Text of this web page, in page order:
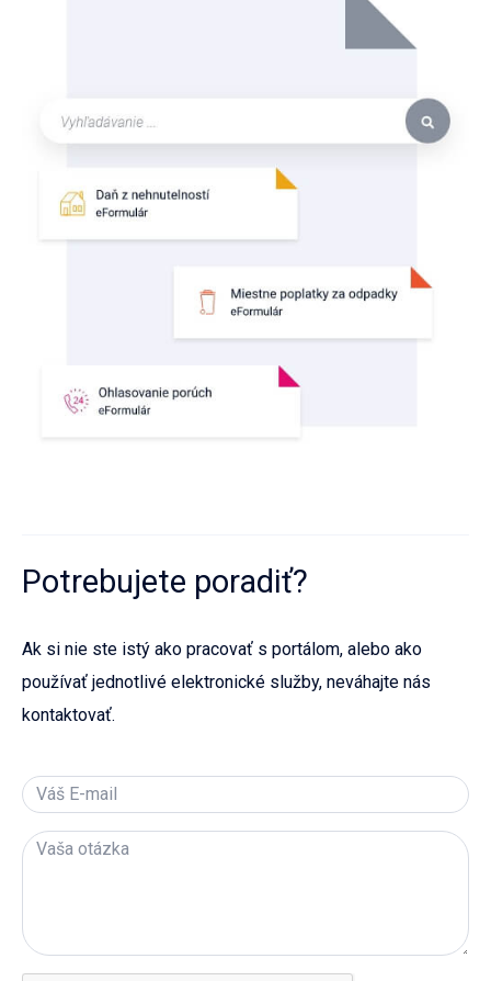
Potrebujete poradiť?
Ak si nie ste istý ako pracovať s portálom, alebo ako
používať jednotlivé elektronické služby, neváhajte nás
kontaktovať.